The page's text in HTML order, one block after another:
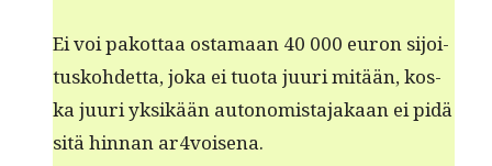
Ei voi pakot­taa osta­maan 40 000 euron sijoi­
tusko­hdet­ta, joka ei tuo­ta juuri mitään, kos­
ka juuri yksikään auton­o­mis­ta­jakaan ei pidä
sitä hin­nan ar4voisena.